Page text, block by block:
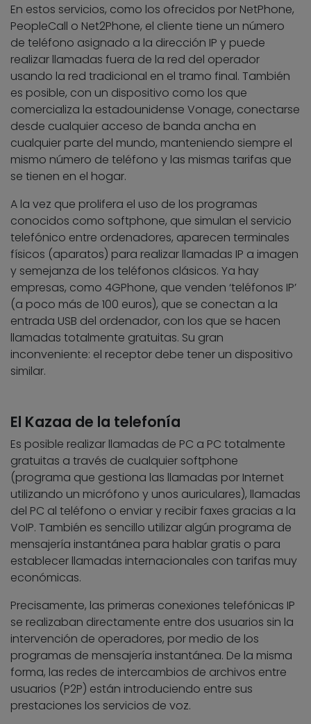
En estos servicios, como los ofrecidos por NetPhone,
PeopleCall o Net2Phone, el cliente tiene un número
de teléfono asignado a la dirección IP y puede
realizar llamadas fuera de la red del operador
usando la red tradicional en el tramo final. También
es posible, con un dispositivo como los que
comercializa la estadounidense Vonage, conectarse
desde cualquier acceso de banda ancha en
cualquier parte del mundo, manteniendo siempre el
mismo número de teléfono y las mismas tarifas que
se tienen en el hogar.
A la vez que prolifera el uso de los programas
conocidos como softphone, que simulan el servicio
telefónico entre ordenadores, aparecen terminales
físicos (aparatos) para realizar llamadas IP a imagen
y semejanza de los teléfonos clásicos. Ya hay
empresas, como 4GPhone, que venden ‘teléfonos IP’
(a poco más de 100 euros), que se conectan a la
entrada USB del ordenador, con los que se hacen
llamadas totalmente gratuitas. Su gran
inconveniente: el receptor debe tener un dispositivo
similar.
El Kazaa de la telefonía
Es posible realizar llamadas de PC a PC totalmente
gratuitas a través de cualquier softphone
(programa que gestiona las llamadas por Internet
utilizando un micrófono y unos auriculares), llamadas
del PC al teléfono o enviar y recibir faxes gracias a la
VoIP. También es sencillo utilizar algún programa de
mensajería instantánea para hablar gratis o para
establecer llamadas internacionales con tarifas muy
económicas.
Precisamente, las primeras conexiones telefónicas IP
se realizaban directamente entre dos usuarios sin la
intervención de operadores, por medio de los
programas de mensajería instantánea. De la misma
forma, las redes de intercambios de archivos entre
usuarios (P2P) están introduciendo entre sus
prestaciones los servicios de voz.